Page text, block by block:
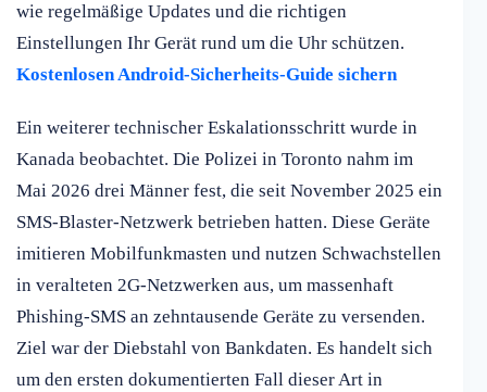
wie regelmäßige Updates und die richtigen
Einstellungen Ihr Gerät rund um die Uhr schützen.
Kostenlosen Android-Sicherheits-Guide sichern
Ein weiterer technischer Eskalationsschritt wurde in
Kanada beobachtet. Die Polizei in Toronto nahm im
Mai 2026 drei Männer fest, die seit November 2025 ein
SMS-Blaster-Netzwerk betrieben hatten. Diese Geräte
imitieren Mobilfunkmasten und nutzen Schwachstellen
in veralteten 2G-Netzwerken aus, um massenhaft
Phishing-SMS an zehntausende Geräte zu versenden.
Ziel war der Diebstahl von Bankdaten. Es handelt sich
um den ersten dokumentierten Fall dieser Art in